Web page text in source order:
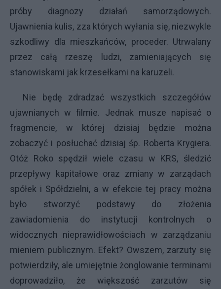
próby diagnozy działań samorządowych.
Ujawnienia kulis, zza których wyłania się, niezwykle
szkodliwy dla mieszkańców, proceder. Utrwalany
przez całą rzeszę ludzi, zamieniających się
stanowiskami jak krzesełkami na karuzeli.
Nie będę zdradzać wszystkich szczegółów
ujawnianych w filmie. Jednak musze napisać o
fragmencie, w której dzisiaj będzie można
zobaczyć i posłuchać dzisiaj śp. Roberta Krygiera.
Otóż Roko spędził wiele czasu w KRS, śledzić
przepływy kapitałowe oraz zmiany w zarządach
spółek i Spółdzielni, a w efekcie tej pracy można
było stworzyć podstawy do złożenia
zawiadomienia do instytucji kontrolnych o
widocznych nieprawidłowościach w zarządzaniu
mieniem publicznym. Efekt? Owszem, zarzuty się
potwierdziły, ale umiejętnie żonglowanie terminami
doprowadziło, że większość zarzutów się